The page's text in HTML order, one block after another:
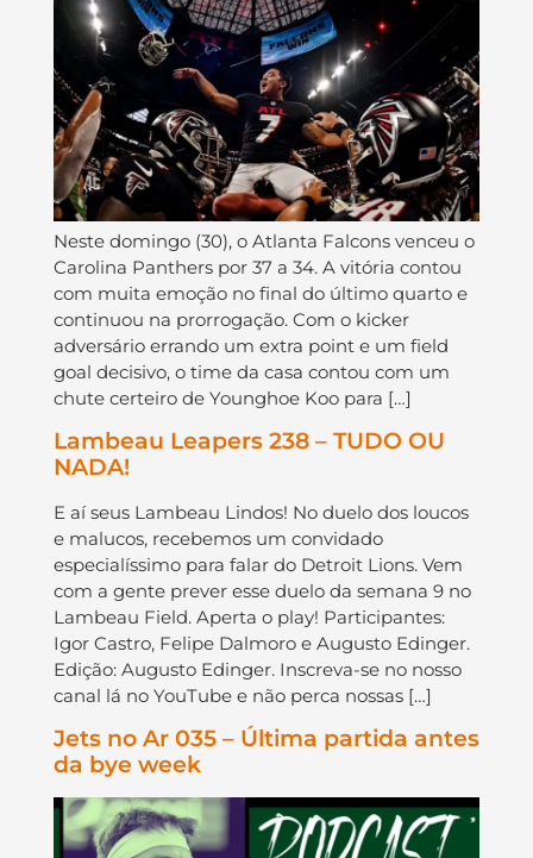
Neste domingo (30), o Atlanta Falcons venceu o
Carolina Panthers por 37 a 34. A vitória contou
com muita emoção no final do último quarto e
continuou na prorrogação. Com o kicker
adversário errando um extra point e um field
goal decisivo, o time da casa contou com um
chute certeiro de Younghoe Koo para […]
Lambeau Leapers 238 – TUDO OU
NADA!
E aí seus Lambeau Lindos! No duelo dos loucos
e malucos, recebemos um convidado
especialíssimo para falar do Detroit Lions. Vem
com a gente prever esse duelo da semana 9 no
Lambeau Field. Aperta o play! Participantes:
Igor Castro, Felipe Dalmoro e Augusto Edinger.
Edição: Augusto Edinger. Inscreva-se no nosso
canal lá no YouTube e não perca nossas […]
Jets no Ar 035 – Última partida antes
da bye week